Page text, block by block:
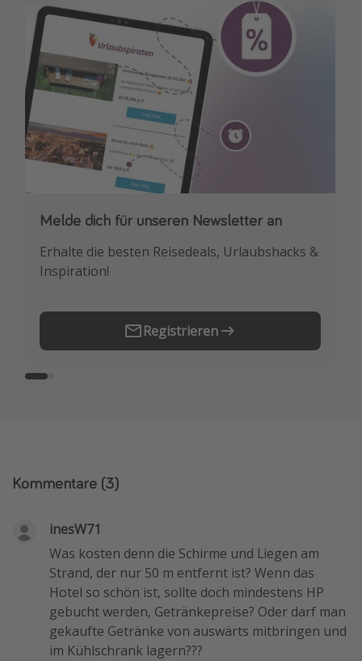
Melde dich für unseren Newsletter an
Erhalte die besten Reisedeals, Urlaubshacks &
Inspiration!
Registrieren
Downloade unsere App
Buche die besten Reiseschnäppchen als
Erstes.
Kommentare (3)
inesW71
Was kosten denn die Schirme und Liegen am
Strand, der nur 50 m entfernt ist? Wenn das
Hotel so schön ist, sollte doch mindestens HP
gebucht werden, Getränkepreise? Oder darf man
gekaufte Getränke von auswärts mitbringen und
im Kühlschrank lagern???